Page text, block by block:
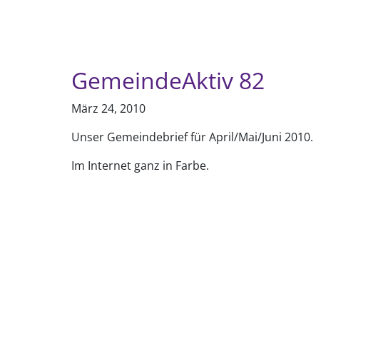
GemeindeAktiv 82
März 24, 2010
Unser Gemeindebrief für April/Mai/Juni 2010.
Im Internet ganz in Farbe.